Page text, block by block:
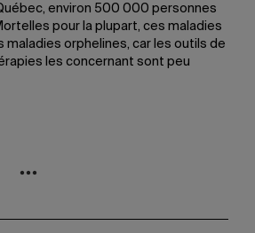
environ 500 000 personnes
pour la plupart, ces maladies
maladies orphelines, car les outils de
les concernant sont peu